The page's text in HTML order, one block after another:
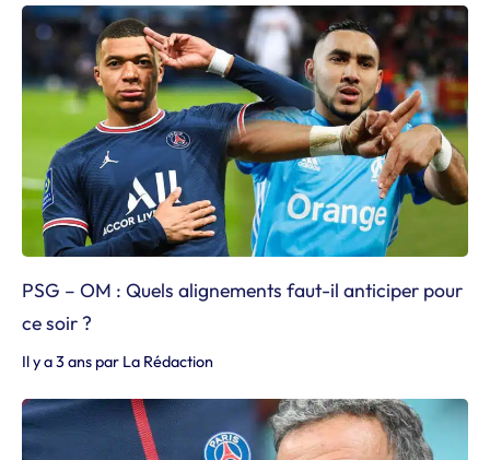
PSG – OM : Quels alignements faut-il anticiper pour
ce soir ?
Il y a 3 ans par La Rédaction